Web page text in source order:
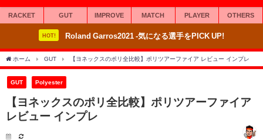
RACKET GUT IMPROVE MATCH PLAYER OTHERS
HOT! Roland Garros2021 -気になる選手をPICK UP!
ホーム GUT 【ヨネックスのポリ全比較】ポリツアーファイア レビュー インプレ
GUT Polyester
【ヨネックスのポリ全比較】ポリツアーファイア
レビュー インプレ